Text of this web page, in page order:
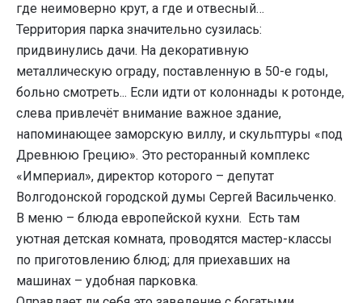
где неимоверно крут, а где и отвесный…
Территория парка значительно сузилась:
придвинулись дачи. На декоративную
металлическую ограду, поставленную в 50-е годы,
больно смотреть... Если идти от колоннады к ротонде,
слева привлечёт внимание важное здание,
напоминающее заморскую виллу, и скульптуры «под
Древнюю Грецию». Это ресторанный комплекс
«Империал», директор которого – депутат
Волгодонской городской думы Сергей Васильченко.
В меню – блюда европейской кухни. Есть там
уютная детская комната, проводятся мастер-классы
по приготовлению блюд; для приехавших на
машинах – удобная парковка.